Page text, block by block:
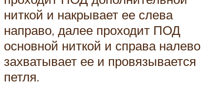
ниткой и накрывает ее слева
направо, далее проходит ПОД
основной ниткой и справа налево
захватывает ее и провязывается
петля.